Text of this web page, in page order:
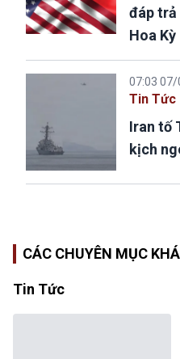
đáp
Hoa Kỳ
07:03
Tin Tức
Iran tố
kịch
CÁC CHUYÊN MỤC
Tin Tức